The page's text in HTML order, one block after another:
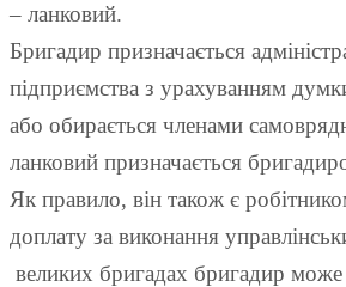
– ланковий.
Бригадир призначається
підприємства з урахуванням
або обирається членами
ланковий призначається
Як правило, він також є
доплату за виконання
великих бригадах бригадир може